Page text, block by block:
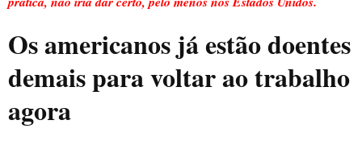
Os americanos já estão doentes
demais para voltar ao trabalho
agora